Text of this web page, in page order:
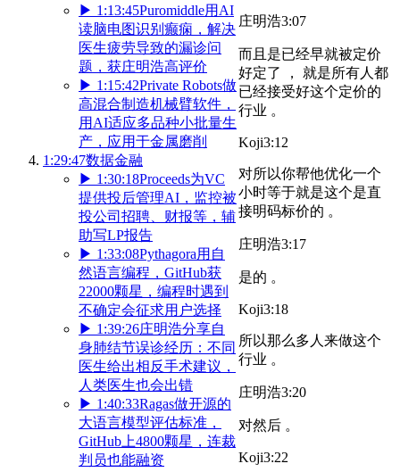
▶ 1:13:45Puromiddle用AI
读脑电图识别癫痫，解决
医生疲劳导致的漏诊问
题，获庄明浩高评价
▶ 1:15:42Private Robots做
高混合制造机械臂软件，
用AI适应多品种小批量生
产，应用于金属磨削
1:29:47数据金融
▶ 1:30:18Proceeds为VC
提供投后管理AI，监控被
投公司招聘、财报等，辅
助写LP报告
▶ 1:33:08Pythagora用自
然语言编程，GitHub获
22000颗星，编程时遇到
不确定会征求用户选择
▶ 1:39:26庄明浩分享自
身肺结节误诊经历：不同
医生给出相反手术建议，
人类医生也会出错
▶ 1:40:33Ragas做开源的
大语言模型评估标准，
GitHub上4800颗星，连裁
判员也能融资
庄明浩3:07
而且是已经早就被定价
好定了 ， 就是所有人都
已经接受好这个定价的
行业 。
Koji3:12
对所以你帮他优化一个
小时等于就是这个是直
接明码标价的 。
庄明浩3:17
是的 。
Koji3:18
所以那么多人来做这个
行业 。
庄明浩3:20
对然后 。
Koji3:22